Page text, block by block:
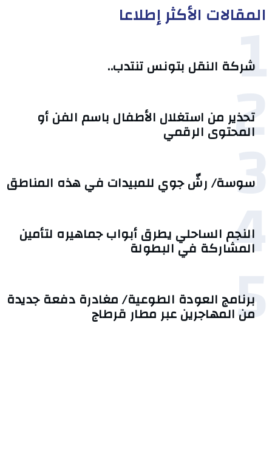
المقالات الأكثر إطلاعا
1
شركة النقل بتونس تنتدب..
2
تحذير من استغلال الأطفال باسم الفن أو
المحتوى الرقمي
3
سوسة/ رشّ جوي للمبيدات في هذه المناطق
4
النجم الساحلي يطرق أبواب جماهيره لتأمين
المشاركة في البطولة
5
برنامج العودة الطوعية/ مغادرة دفعة جديدة
من المهاجرين عبر مطار قرطاج